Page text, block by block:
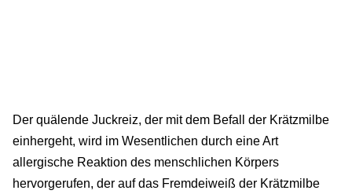
Der quälende Juckreiz, der mit dem Befall der Krätzmilbe
einhergeht, wird im Wesentlichen durch eine Art
allergische Reaktion des menschlichen Körpers
hervorgerufen, der auf das Fremdeiweiß der Krätzmilbe